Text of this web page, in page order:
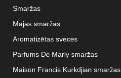
Smaržas
Mājas smaržas
Aromatizētas sveces
Parfums De Marly smaržas
Maison Francis Kurkdjian smaržas